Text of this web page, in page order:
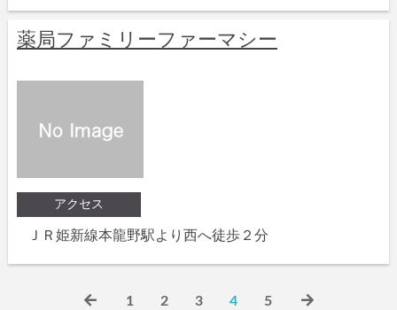
薬局ファミリーファーマシー
アクセス
ＪＲ姫新線本龍野駅より西へ徒歩２分
1 2 3 4 5